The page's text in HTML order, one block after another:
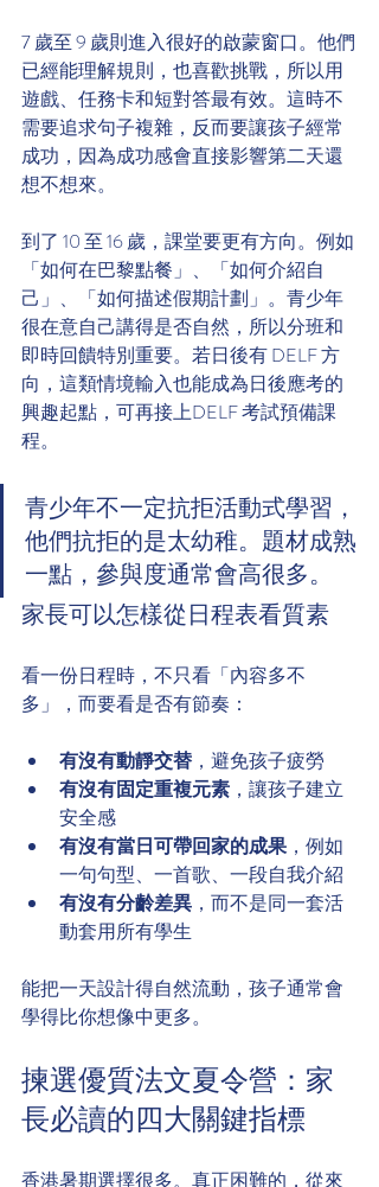
7 歲至 9 歲則進入很好的啟蒙窗口。他們
已經能理解規則，也喜歡挑戰，所以用
遊戲、任務卡和短對答最有效。這時不
需要追求句子複雜，反而要讓孩子經常
成功，因為成功感會直接影響第二天還
想不想來。
到了 10 至 16 歲，課堂要更有方向。例如
「如何在巴黎點餐」、「如何介紹自
己」、「如何描述假期計劃」。青少年
很在意自己講得是否自然，所以分班和
即時回饋特別重要。若日後有 DELF 方
向，這類情境輸入也能成為日後應考的
興趣起點，可再接上DELF 考試預備課
程。
青少年不一定抗拒活動式學習，
他們抗拒的是太幼稚。題材成熟
一點，參與度通常會高很多。
家長可以怎樣從日程表看質素
看一份日程時，不只看「內容多不
多」，而要看是否有節奏：
有沒有動靜交替 ，避免孩子疲勞
有沒有固定重複元素 ，讓孩子建立
安全感
有沒有當日可帶回家的成果 ，例如
一句句型、一首歌、一段自我介紹
有沒有分齡差異 ，而不是同一套活
動套用所有學生
能把一天設計得自然流動，孩子通常會
學得比你想像中更多。
揀選優質法文夏令營：家
長必讀的四大關鍵指標
香港暑期選擇很多。真正困難的，從來